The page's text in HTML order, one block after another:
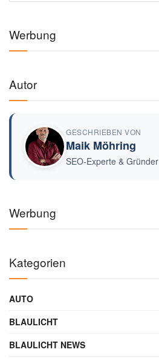
Werbung
Autor
GESCHRIEBEN VON
Maik Möhring
SEO-Experte & Gründer
Werbung
Kategorien
AUTO
BLAULICHT
BLAULICHT NEWS